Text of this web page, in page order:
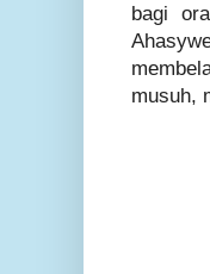
bagi
musuh,